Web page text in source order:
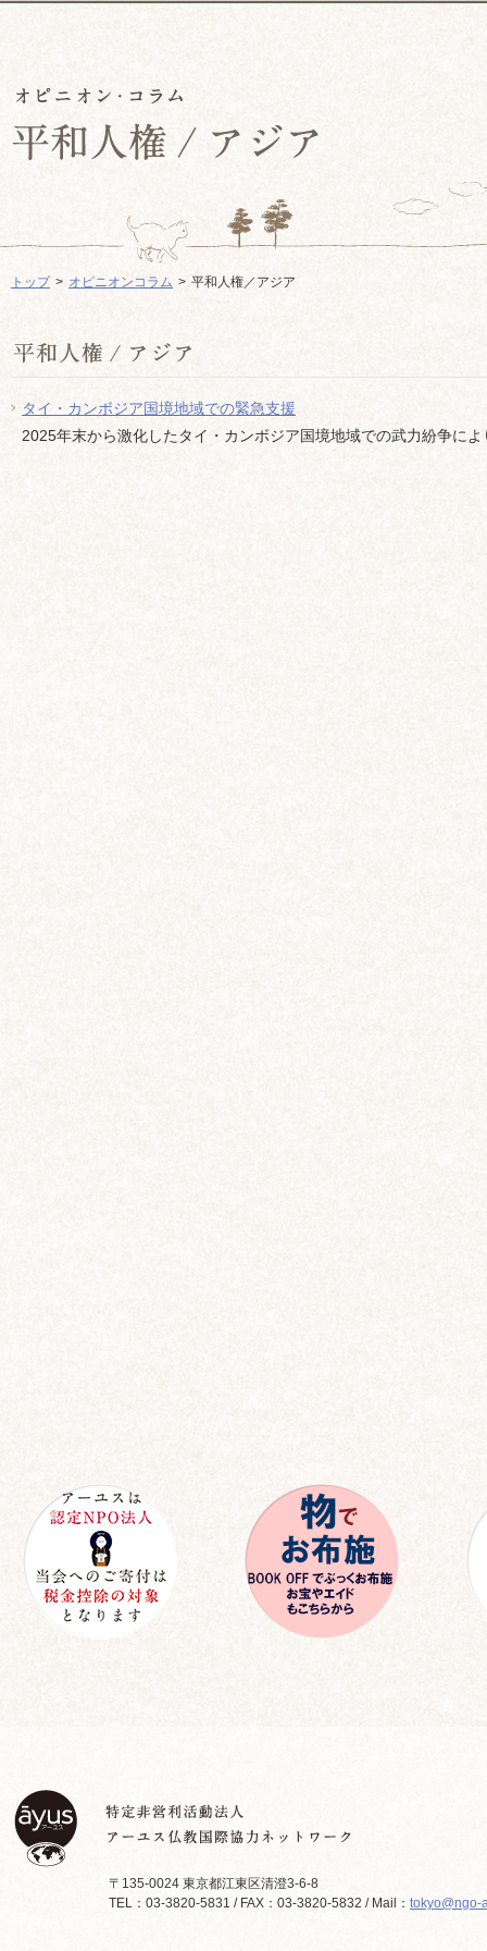
トップ オピニオンコラム 平和人権／アジア
タイ・カンボジア国境地域での緊急支援
2025年末から激化したタイ・カンボジア国境地域での武力紛争に
〒135-0024 東京都江東区清澄3-6-8
TEL：03-3820-5831 / FAX：03-3820-5832 / Mail： tokyo@ngo-